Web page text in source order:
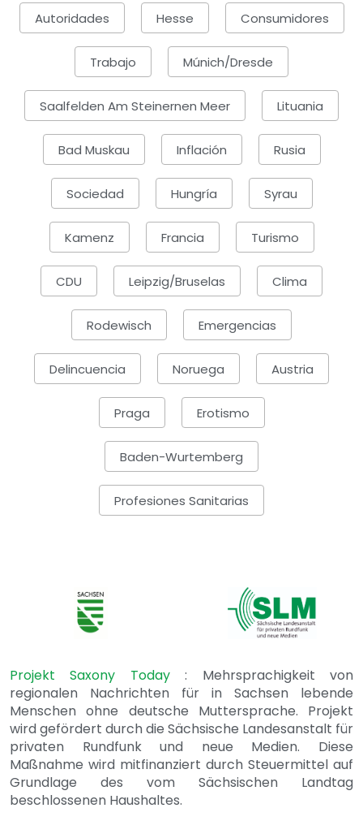
Autoridades Hesse Consumidores
Trabajo Múnich/Dresde
Saalfelden Am Steinernen Meer Lituania
Bad Muskau Inflación Rusia
Sociedad Hungría Syrau
Kamenz Francia Turismo
CDU Leipzig/Bruselas Clima
Rodewisch Emergencias
Delincuencia Noruega Austria
Praga Erotismo
Baden-Wurtemberg
Profesiones Sanitarias
Projekt Saxony Today: Mehrsprachigkeit von
regionalen Nachrichten für in Sachsen lebende
Menschen ohne deutsche Muttersprache. Projekt
wird gefördert durch die Sächsische Landesanstalt für
privaten Rundfunk und neue Medien. Diese
Maßnahme wird mitfinanziert durch Steuermittel auf
Grundlage des vom Sächsischen Landtag
beschlossenen Haushaltes.